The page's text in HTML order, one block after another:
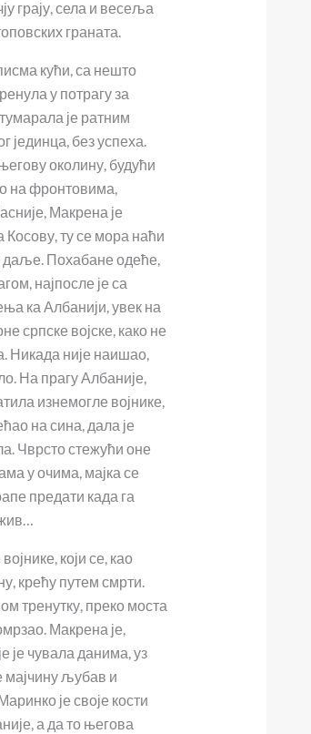
грају, села и весеља
граната.
кући, са нешто
у потрагу за
је ратним
јединца, без успеха.
околину, будући
на фронтовима,
Макрена је
Косову, ту се мора наћи
даље. Похабане одеће,
најпосле је са
ка Албанији, увек на
српске војске, како не
Никада није наишао,
На прагу Албаније,
изнемогле војнике,
на сина, дала је
Чврсто стежући оне
у очима, мајка се
предати када га
који се, као
крећу путем смрти.
тренутку, преко моста
Макрена је,
је чувала данима, уз
мајчину љубав и
је своје кости
а да то његова